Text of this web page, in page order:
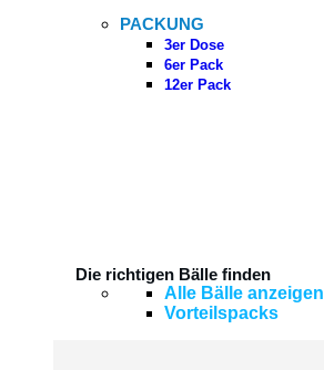
PACKUNG
3er Dose
6er Pack
12er Pack
Die richtigen Bälle finden
Alle Bälle anzeigen
Vorteilspacks